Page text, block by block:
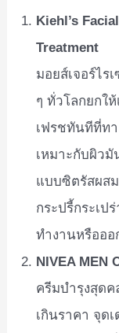
Kiehl’s
Treatment
มอยส์เจอร์ไร
ๆ ทั่วโลกยกใ
เฟรชทันทีที่ท
เหมาะกับผิว
แบบซิตรัสผส
กระปรี้กระเป
ทำงานหรือออ
NIVEA MEN
ครีมบำรุงสุด
เกินราคา จุด